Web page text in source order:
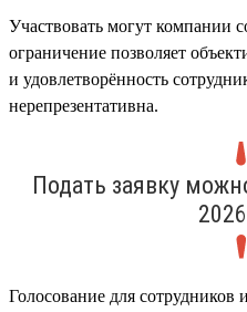
Участвовать могут компании
ограничение позволяет
и удовлетворённость
нерепрезентативна.
Подать заявку
Голосование для сотрудников